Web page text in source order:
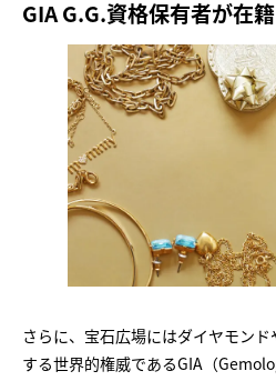
GIA G.G.資格保有者が在籍
さらに、宝石広場にはダイヤモン
する世界的権威であるGIA（